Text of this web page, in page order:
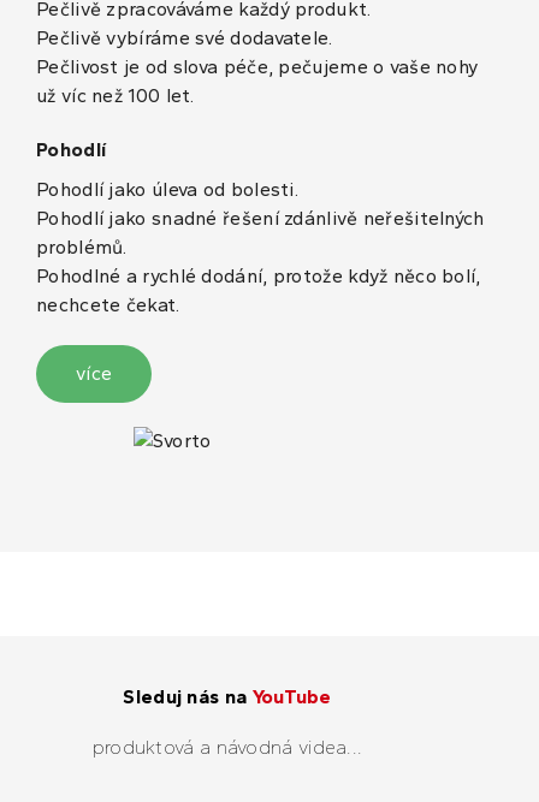
Pečlivě zpracováváme každý produkt.
Pečlivě vybíráme své dodavatele.
Pečlivost je od slova péče, pečujeme o vaše nohy
už víc než 100 let.
Pohodlí
Pohodlí jako úleva od bolesti.
Pohodlí jako snadné řešení zdánlivě neřešitelných
problémů.
Pohodlné a rychlé dodání, protože když něco bolí,
nechcete čekat.
více
Sleduj nás na YouTube
produktová a návodná videa...